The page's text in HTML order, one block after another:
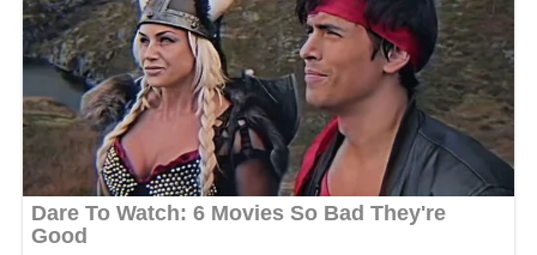
menggunakan sistem yang mempertemukan klub-klub
terbaik dari masing-masing daerah. Tim terbaik nantinya
akan melaju ke babak semifinal hingga memperebutkan
Piala Pangdam XXII/Tambun Bungai.
“Insya Allah kegiatan ini akan terus kami laksanakan setiap
tahun. Kami ingin kompetisi ini menjadi ajang pembinaan
sekaligus melahirkan bibit-bibit pesepak bola berbakat
dari Banua,” ungkap Gubernur H. Muhidin tersenyum.